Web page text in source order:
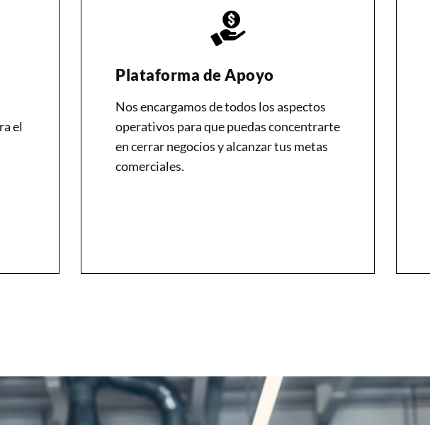
el
Plataforma de Apoyo
Nos encargamos de todos los aspectos
operativos para que puedas concentrarte
en cerrar negocios y alcanzar tus metas
comerciales.